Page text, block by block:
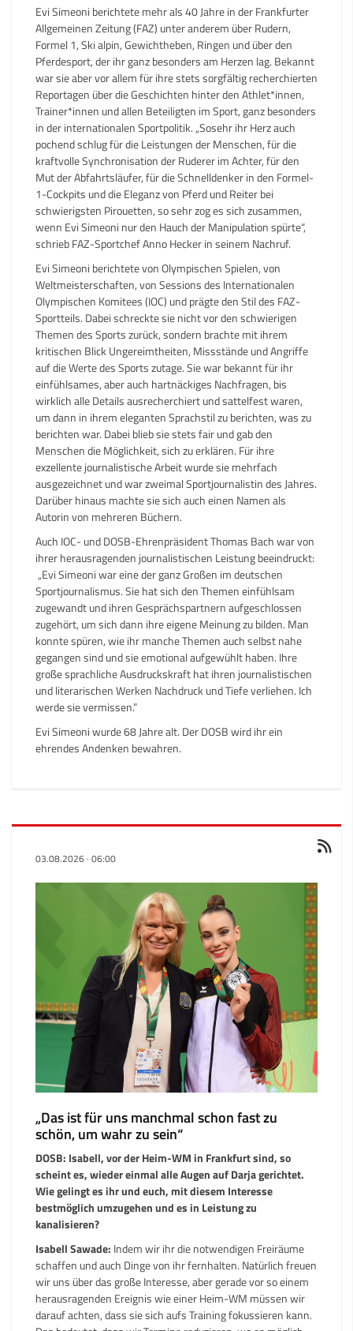
Evi Simeoni berichtete mehr als 40 Jahre in der Frankfurter
Allgemeinen Zeitung (FAZ) unter anderem über Rudern,
Formel 1, Ski alpin, Gewichtheben, Ringen und über den
Pferdesport, der ihr ganz besonders am Herzen lag. Bekannt
war sie aber vor allem für ihre stets sorgfältig recherchierten
Reportagen über die Geschichten hinter den Athlet*innen,
Trainer*innen und allen Beteiligten im Sport, ganz besonders
in der internationalen Sportpolitik. „Sosehr ihr Herz auch
pochend schlug für die Leistungen der Menschen, für die
kraftvolle Synchronisation der Ruderer im Achter, für den
Mut der Abfahrtsläufer, für die Schnelldenker in den Formel-
1-Cockpits und die Eleganz von Pferd und Reiter bei
schwierigsten Pirouetten, so sehr zog es sich zusammen,
wenn Evi Simeoni nur den Hauch der Manipulation spürte“,
schrieb FAZ-Sportchef Anno Hecker in seinem Nachruf.
Evi Simeoni berichtete von Olympischen Spielen, von
Weltmeisterschaften, von Sessions des Internationalen
Olympischen Komitees (IOC) und prägte den Stil des FAZ-
Sportteils. Dabei schreckte sie nicht vor den schwierigen
Themen des Sports zurück, sondern brachte mit ihrem
kritischen Blick Ungereimtheiten, Missstände und Angriffe
auf die Werte des Sports zutage. Sie war bekannt für ihr
einfühlsames, aber auch hartnäckiges Nachfragen, bis
wirklich alle Details ausrecherchiert und sattelfest waren,
um dann in ihrem eleganten Sprachstil zu berichten, was zu
berichten war. Dabei blieb sie stets fair und gab den
Menschen die Möglichkeit, sich zu erklären. Für ihre
exzellente journalistische Arbeit wurde sie mehrfach
ausgezeichnet und war zweimal Sportjournalistin des Jahres.
Darüber hinaus machte sie sich auch einen Namen als
Autorin von mehreren Büchern.
Auch IOC- und DOSB-Ehrenpräsident Thomas Bach war von
ihrer herausragenden journalistischen Leistung beeindruckt:
„Evi Simeoni war eine der ganz Großen im deutschen
Sportjournalismus. Sie hat sich den Themen einfühlsam
zugewandt und ihren Gesprächspartnern aufgeschlossen
zugehört, um sich dann ihre eigene Meinung zu bilden. Man
konnte spüren, wie ihr manche Themen auch selbst nahe
gegangen sind und sie emotional aufgewühlt haben. Ihre
große sprachliche Ausdruckskraft hat ihren journalistischen
und literarischen Werken Nachdruck und Tiefe verliehen. Ich
werde sie vermissen.”
Evi Simeoni wurde 68 Jahre alt. Der DOSB wird ihr ein
ehrendes Andenken bewahren.
03.08.2026· 06:00
„Das ist für uns manchmal schon fast zu
schön, um wahr zu sein“
DOSB: Isabell, vor der Heim-WM in Frankfurt sind, so
scheint es, wieder einmal alle Augen auf Darja gerichtet.
Wie gelingt es ihr und euch, mit diesem Interesse
bestmöglich umzugehen und es in Leistung zu
kanalisieren?
Isabell Sawade: Indem wir ihr die notwendigen Freiräume
schaffen und auch Dinge von ihr fernhalten. Natürlich freuen
wir uns über das große Interesse, aber gerade vor so einem
herausragenden Ereignis wie einer Heim-WM müssen wir
darauf achten, dass sie sich aufs Training fokussieren kann.